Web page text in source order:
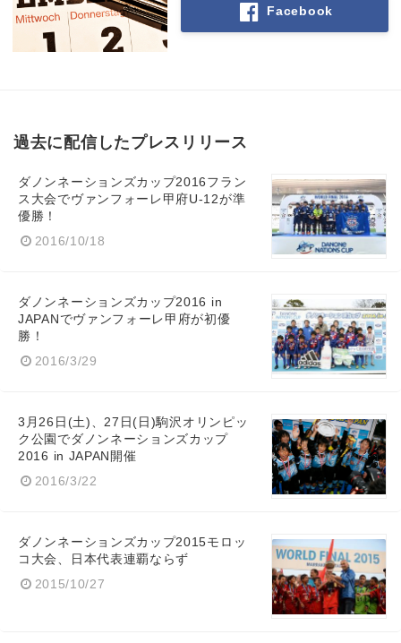
Facebook
過去に配信したプレスリリース
ダノンネーションズカップ2016フラン
ス大会でヴァンフォーレ甲府U-12が準
優勝！
2016/10/18
ダノンネーションズカップ2016 in
JAPANでヴァンフォーレ甲府が初優
勝！
2016/3/29
3月26日(土)、27日(日)駒沢オリンピッ
ク公園でダノンネーションズカップ
2016 in JAPAN開催
2016/3/22
ダノンネーションズカップ2015モロッ
コ大会、日本代表連覇ならず
2015/10/27
Japanese